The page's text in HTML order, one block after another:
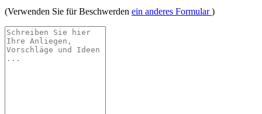
(Verwenden Sie für Beschwerden ein anderes Formular)